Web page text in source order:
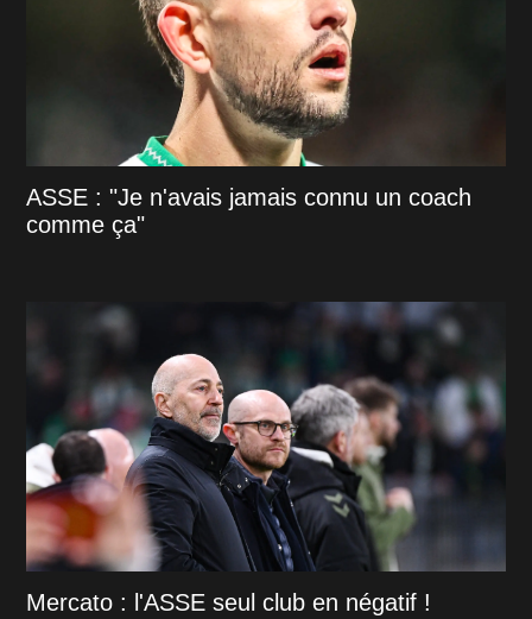
ASSE : "Je n'avais jamais connu un coach
comme ça"
Mercato : l'ASSE seul club en négatif !